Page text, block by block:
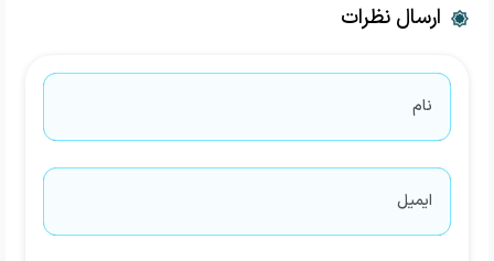
ارسال نظرات